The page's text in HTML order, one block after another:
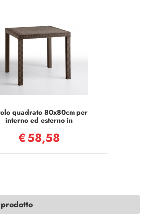
quadrato 80x80cm per
interno ed esterno in
€58,58
prodotto